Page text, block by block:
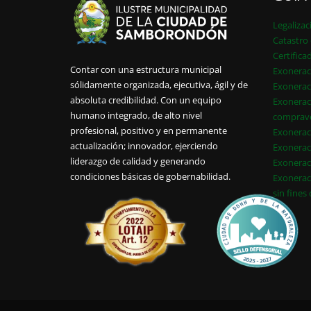
Contar con una estructura municipal
sólidamente organizada, ejecutiva, ágil y de
absoluta credibilidad. Con un equipo
humano integrado, de alto nivel
profesional, positivo y en permanente
actualización; innovador, ejerciendo
liderazgo de calidad y generando
condiciones básicas de gobernabilidad.
Catastro
sin fines